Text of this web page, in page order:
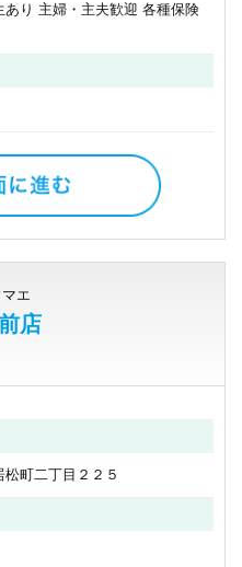
り 主婦・主夫歓迎 各種保険
エ
店
松町二丁目２２５